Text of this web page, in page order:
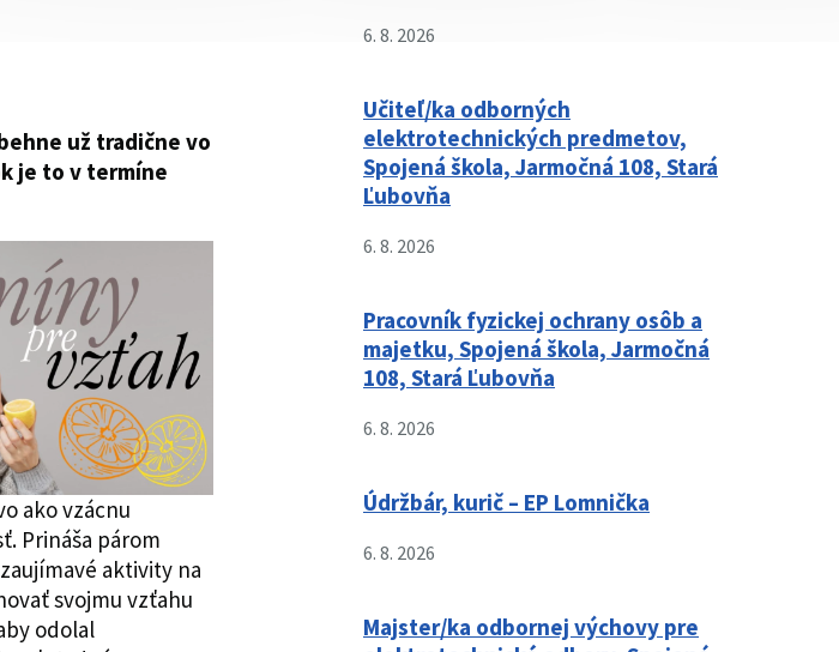
už tradične vo
je to v termíne
ako vzácnu
Prináša párom
aktivity na
svojmu vzťahu
odolal
6. 8. 2026
Učiteľ/ka odborných
elektrotechnických predmetov,
Spojená škola, Jarmočná 108, Stará
Ľubovňa
6. 8. 2026
Pracovník fyzickej ochrany osôb a
majetku, Spojená škola, Jarmočná
108, Stará Ľubovňa
6. 8. 2026
Údržbár, kurič – EP Lomnička
6. 8. 2026
Majster/ka odbornej výchovy pre